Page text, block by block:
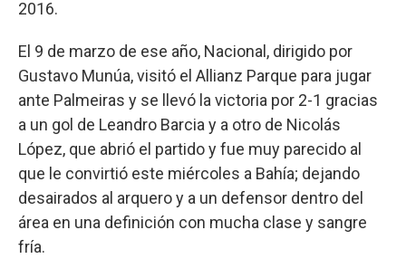
2016.
El 9 de marzo de ese año, Nacional, dirigido por
Gustavo Munúa, visitó el Allianz Parque para jugar
ante Palmeiras y se llevó la victoria por 2-1 gracias
a un gol de Leandro Barcia y a otro de Nicolás
López, que abrió el partido y fue muy parecido al
que le convirtió este miércoles a Bahía; dejando
desairados al arquero y a un defensor dentro del
área en una definición con mucha clase y sangre
fría.